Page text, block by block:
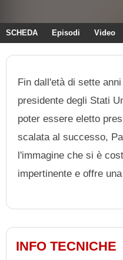
SCHEDA Episodi Video
Fin dall'età di sette
presidente degli Stati
poter essere eletto
scalata al successo,
l'immagine che si è
impertinente e offre
INFO TECNICHE